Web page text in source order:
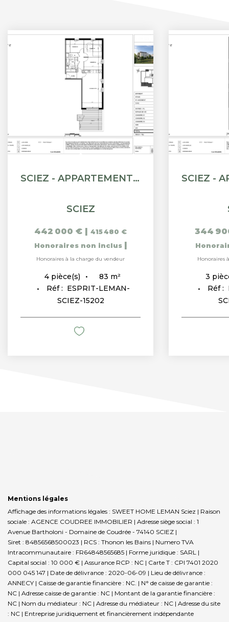
SCIEZ - APPARTEMENT T4 - 82.65M²
SCIEZ
442 000 € | 415 480 €
Honoraires non inclus |
Honoraires à la charge du vendeur
4 pièce(s) 83 m²
Réf : ESPRIT-LEMAN-
SCIEZ-15202
344
Honoraires
3
Réf :
Mentions légales
Affichage des informations légales : SWEET HOME LEMAN Sciez | Raison
sociale : AGENCE COUDREE IMMOBILIER | Adresse siège social : 1
Avenue Bartholoni - Domaine de Coudrée - 74140 SCIEZ |
Siret : 84856568500023 | RCS : Thonon les Bains | Numero TVA
Intracommunautaire : FR64848565685 | Forme juridique : SARL |
Capital social : 10 000 € | Assurance RCP : NC | Carte T : CPI 7401 2020
000 045 147 | Date de délivrance : 2020-06-09 | Lieu de délivrance :
ANNECY | Caisse de garantie financière : NC. | N° de caisse de garantie :
NC | Adresse caisse de garantie : NC | Montant de la garantie financière :
NC | Nom du médiateur : NC | Adresse du médiateur : NC | Adresse du site
: NC | Entreprise juridiquement et financièrement indépendante